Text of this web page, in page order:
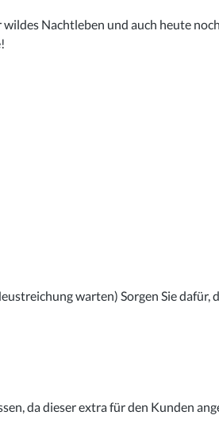
Nachtleben und auch heute
warten) Sorgen Sie dafür,
da dieser extra für den Kunden